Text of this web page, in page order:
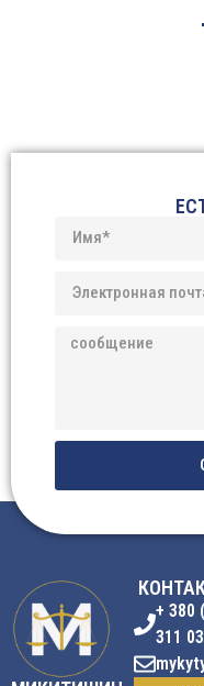
+ 380
311